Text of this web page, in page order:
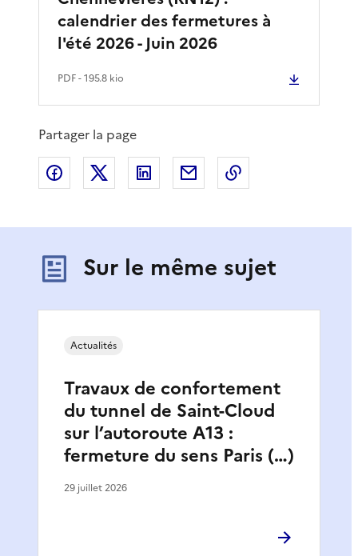
calendrier des fermetures à
l'été 2026 - Juin 2026
PDF- 195.8 kio
Partager la page
Partager sur Facebook
Partager sur XPartager sur LinkedIn
Partager par email
Sur le même sujet
Travaux de confortement
du tunnel de Saint-Cloud
sur l’autoroute A13 :
fermeture du sens Paris (…)
Actualités
29 juillet 2026